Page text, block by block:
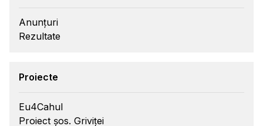
Anunțuri
Rezultate
Proiecte
Eu4Cahul
Proiect șos. Griviței